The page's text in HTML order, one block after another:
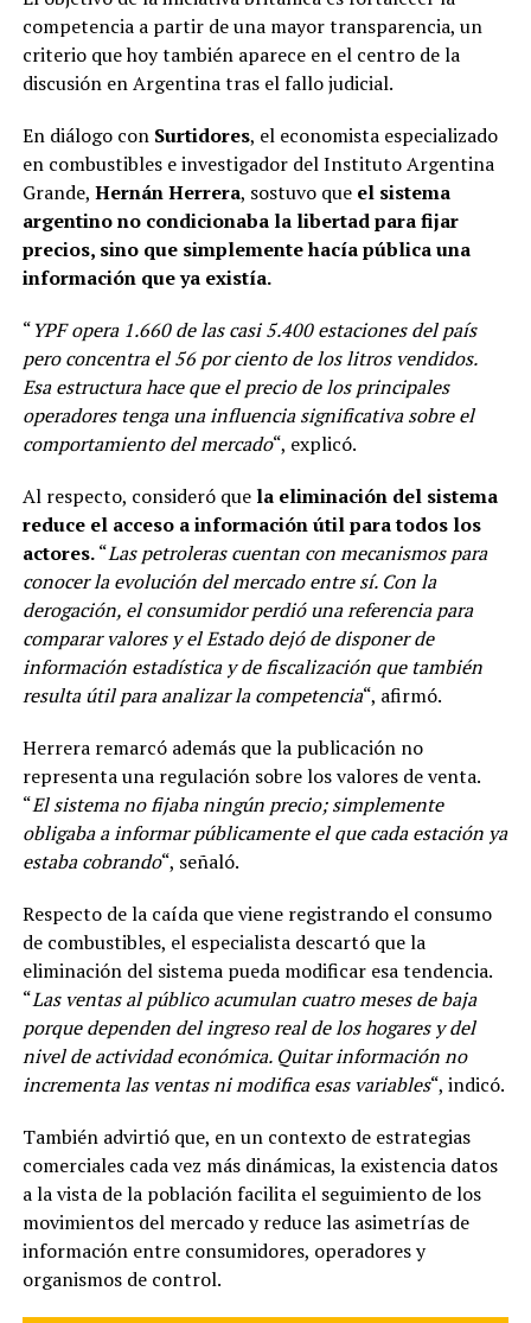
competencia a partir de una mayor transparencia, un
criterio que hoy también aparece en el centro de la
discusión en Argentina tras el fallo judicial.
En diálogo con Surtidores, el economista especializado
en combustibles e investigador del Instituto Argentina
Grande, Hernán Herrera, sostuvo que el sistema
argentino no condicionaba la libertad para fijar
precios, sino que simplemente hacía pública una
información que ya existía.
“YPF opera 1.660 de las casi 5.400 estaciones del país
pero concentra el 56 por ciento de los litros vendidos.
Esa estructura hace que el precio de los principales
operadores tenga una influencia significativa sobre el
comportamiento del mercado“, explicó.
Al respecto, consideró que la eliminación del sistema
reduce el acceso a información útil para todos los
actores.“Las petroleras cuentan con mecanismos para
conocer la evolución del mercado entre sí. Con la
derogación, el consumidor perdió una referencia para
comparar valores y el Estado dejó de disponer de
información estadística y de fiscalización que también
resulta útil para analizar la competencia“, afirmó.
Herrera remarcó además que la publicación no
representa una regulación sobre los valores de venta.
“El sistema no fijaba ningún precio; simplemente
obligaba a informar públicamente el que cada estación ya
estaba cobrando“, señaló.
Respecto de la caída que viene registrando el consumo
de combustibles, el especialista descartó que la
eliminación del sistema pueda modificar esa tendencia.
“Las ventas al público acumulan cuatro meses de baja
porque dependen del ingreso real de los hogares y del
nivel de actividad económica. Quitar información no
incrementa las ventas ni modifica esas variables“, indicó.
También advirtió que, en un contexto de estrategias
comerciales cada vez más dinámicas, la existencia datos
a la vista de la población facilita el seguimiento de los
movimientos del mercado y reduce las asimetrías de
información entre consumidores, operadores y
organismos de control.